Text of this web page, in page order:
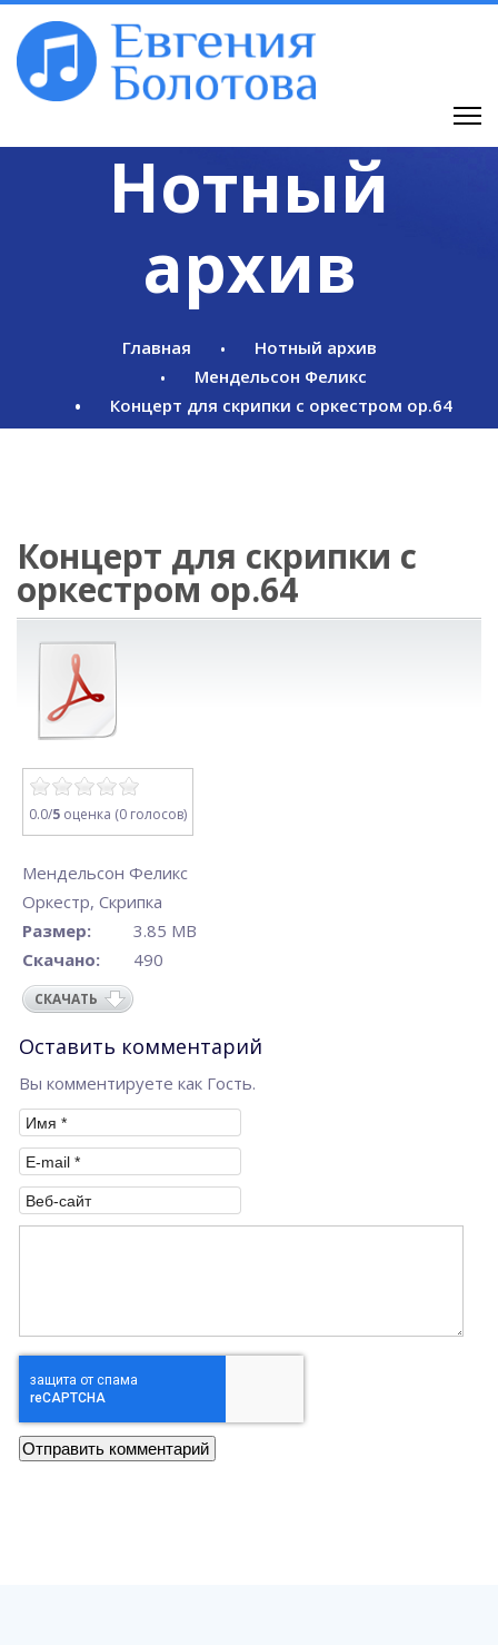
Нотный
архив
Главная
Нотный архив
Мендельсон Феликс
Концерт для скрипки с оркестром op.64
Концерт для скрипки с
оркестром op.64
0.0/5 оценка (0 голосов)
Мендельсон Феликс
Оркестр, Скрипка
Размер:
3.85 MB
Скачано:
490
СКАЧАТЬ
Оставить комментарий
Вы комментируете как Гость.